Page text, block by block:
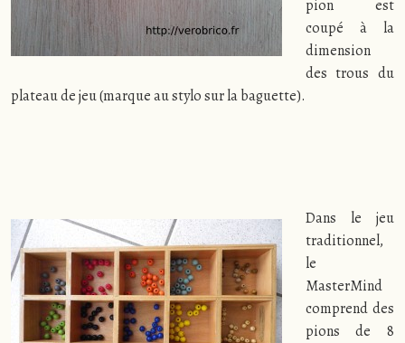
pion est
coupé à la
dimension
des trous du
plateau de jeu (marque au stylo sur la baguette).
Dans le jeu
traditionnel,
le
MasterMind
comprend des
pions de 8